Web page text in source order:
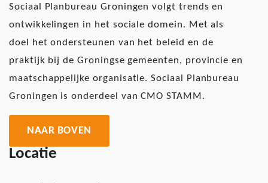
Sociaal Planbureau Groningen volgt trends en
ontwikkelingen in het sociale domein. Met als
doel het ondersteunen van het beleid en de
praktijk bij de Groningse gemeenten, provincie en
maatschappelijke organisatie. Sociaal Planbureau
Groningen is onderdeel van CMO STAMM.
NAAR BOVEN
Locatie